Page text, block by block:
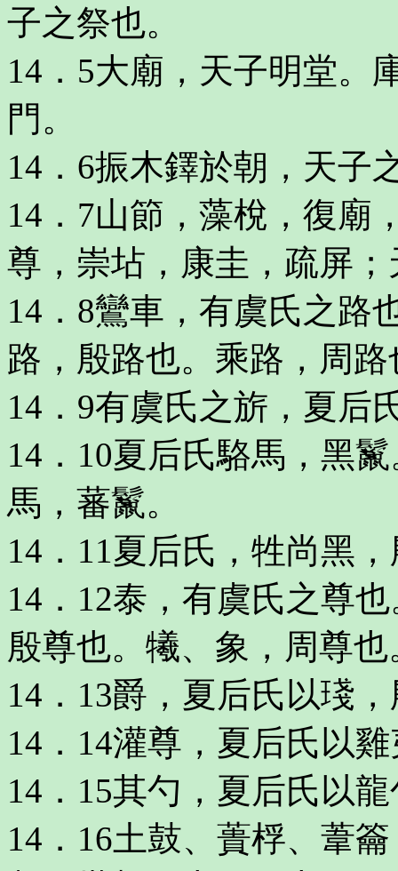
子之祭也。
14．5大廟，天子明堂。
門。
14．6振木鐸於朝，天子
14．7山節，藻梲，復廟
尊，崇坫，康圭，疏屏
14．8鸞車，有虞氏之路
路，殷路也。乘路，周路
14．9有虞氏之旂，夏后
14．10夏后氏駱馬，黑
馬，蕃鬣。
14．11夏后氏，牲尚黑
14．12泰，有虞氏之尊
殷尊也。犧、象，周尊也
14．13爵，夏后氏以琖
14．14灌尊，夏后氏以
14．15其勺，夏后氏以
14．16土鼓、蕢桴、葦